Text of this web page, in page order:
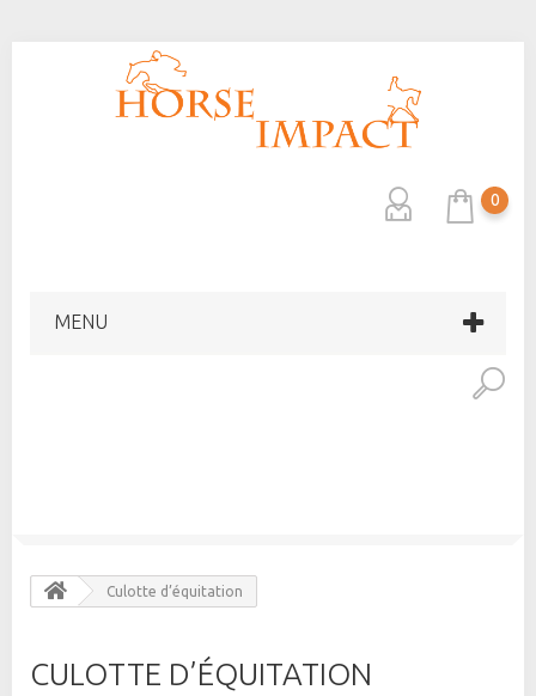
0
MENU
Culotte d’équitation
CULOTTE D’ÉQUITATION